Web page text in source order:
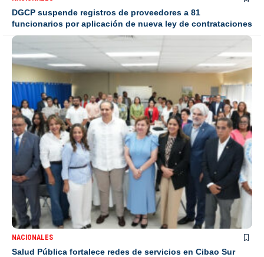
DGCP suspende registros de proveedores a 81
funcionarios por aplicación de nueva ley de contrataciones
NACIONALES
Salud Pública fortalece redes de servicios en Cibao Sur